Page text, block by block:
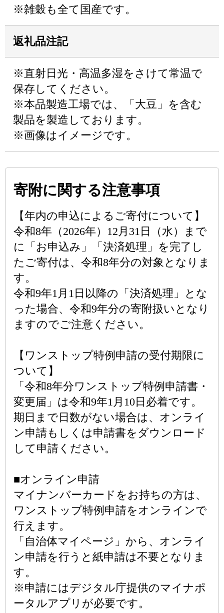
※雑穀も全て国産です。
返礼品注記
※直射日光・高温多湿をさけて常温で
保存してください。
※本品製造工場では、「大豆」を含む
製品を製造しております。
※画像はイメージです。
寄附に関する注意事項
【年内の申込によるご寄付について】
令和8年（2026年）12月31日（水）まで
に「お申込み」「決済処理」を完了し
たご寄付は、令和8年分の対象となりま
す。
令和9年1月1日以降の「決済処理」とな
った場合、令和9年分の寄附扱いとなり
ますのでご注意ください。
【ワンストップ特例申請の受付期限に
ついて】
「令和8年分ワンストップ特例申請書・
変更届」は令和9年1月10日必着です。
期日まで日数がない場合は、オンライ
ン申請もしくは申請書をダウンロード
して申請ください。
■オンライン申請
マイナンバーカードをお持ちの方は、
ワンストップ特例申請をオンラインで
行えます。
「自治体マイページ」から、オンライ
ン申請を行うと紙申請は不要となりま
す。
※申請にはデジタル庁提供のマイナポ
ータルアプリが必要です。